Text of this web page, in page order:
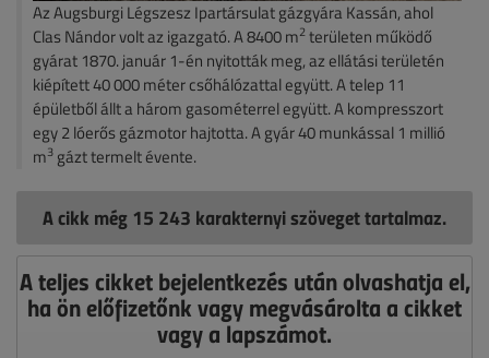
Az Augsburgi Légszesz Ipartársulat gázgyára Kassán, ahol
Clas Nándor volt az igazgató. A 8400 m2 területen működő
gyárat 1870. január 1-én nyitották meg, az ellátási területén
kiépített 40 000 méter csőhálózattal együtt. A telep 11
épületből állt a három gasométerrel együtt. A kompresszort
egy 2 lóerős gázmotor hajtotta. A gyár 40 munkással 1 millió
m3 gázt termelt évente.
A cikk még 15 243 karakternyi szöveget tartalmaz.
A teljes cikket bejelentkezés után olvashatja el,
ha ön előfizetőnk vagy megvásárolta a cikket
vagy a lapszámot.